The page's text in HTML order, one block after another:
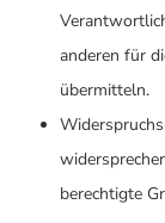
anderen für
übermitteln.
berechtigte